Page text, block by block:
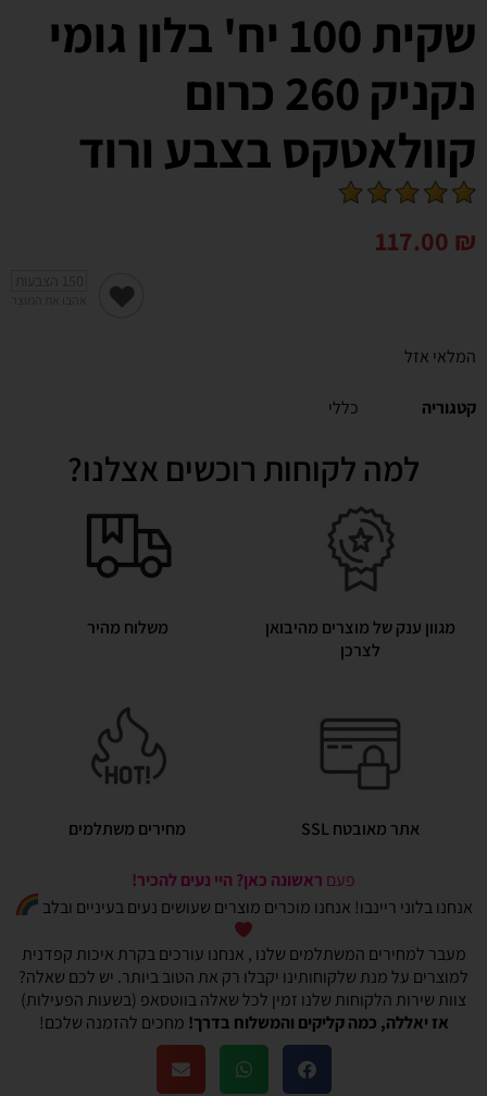
שקית 100 יח' בלון גומי
נקניק 260 כרום
קוולאטקס בצבע ורוד
117.00 ₪
המלאי אזל
קטגוריה כללי
למה לקוחות רוכשים אצלנו?
מגוון ענק של מוצרים מהיבואן
לצרכן
משלוח מהיר
אתר מאובטח SSL מחירים משתלמים
פעם ראשונה כאן? היי נעים להכיר!
אנחנו בלוני ריינבו! אנחנו מוכרים מוצרים שעושים נעים בעיניים ובלב
מעבר למחירים המשתלמים שלנו , אנחנו עורכים בקרת איכות קפדנית
למוצרים על מנת שלקוחותינו יקבלו רק את הטוב ביותר. יש לכם שאלה?
צוות שירות הלקוחות שלנו זמין לכל שאלה בווטסאפ (בשעות הפעילות)
אז יאללה, כמה קליקים והמשלוח בדרך! מחכים להזמנה שלכם!